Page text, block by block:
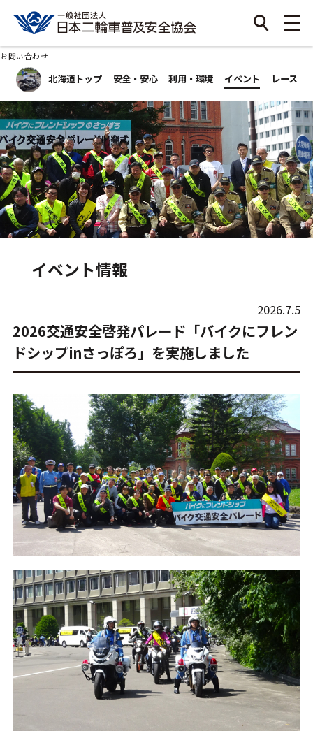
北海道トップ 安全・安心 利用・環境 イベント レース
お問い合わせ
イベント情報
2026.7.5
2026交通安全啓発パレード「バイクにフレン
ドシップinさっぽろ」を実施しました